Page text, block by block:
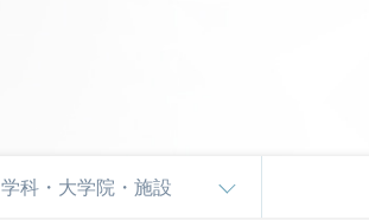
学科・大学院・施設